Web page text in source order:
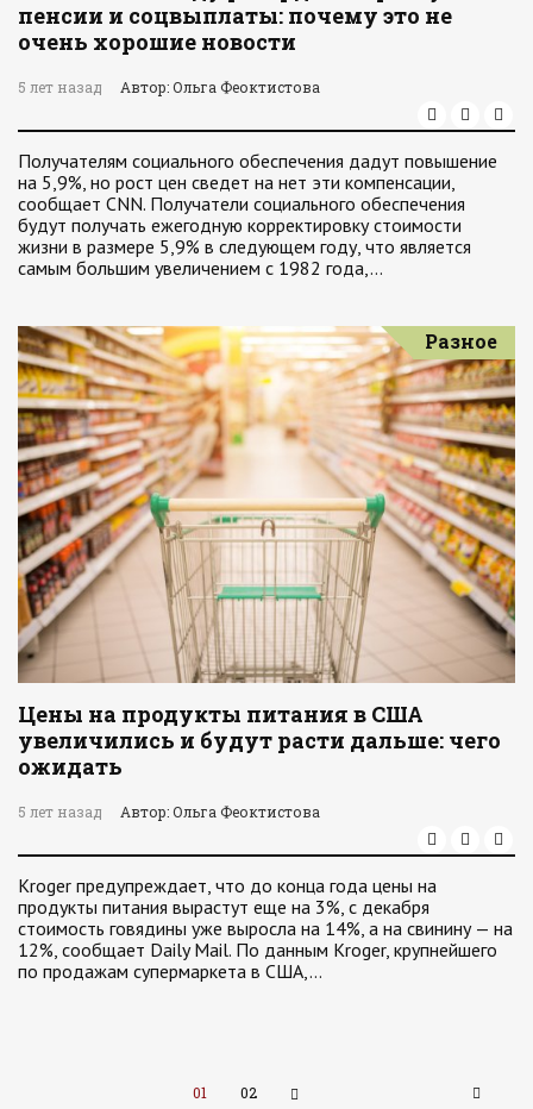
пенсии и соцвыплаты: почему это не
очень хорошие новости
5 лет назад Автор: Ольга Феоктистова
Получателям социального обеспечения дадут повышение
на 5,9%, но рост цен сведет на нет эти компенсации,
сообщает CNN. Получатели социального обеспечения
будут получать ежегодную корректировку стоимости
жизни в размере 5,9% в следующем году, что является
самым большим увеличением с 1982 года,…
Разное
Цены на продукты питания в США
увеличились и будут расти дальше: чего
ожидать
5 лет назад Автор: Ольга Феоктистова
Kroger предупреждает, что до конца года цены на
продукты питания вырастут еще на 3%, с декабря
стоимость говядины уже выросла на 14%, а на свинину — на
12%, сообщает Daily Mail. По данным Kroger, крупнейшего
по продажам супермаркета в США,…
01 02